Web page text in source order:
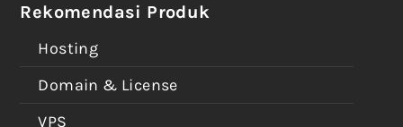
Rekomendasi Produk
Hosting
Domain & License
VPS